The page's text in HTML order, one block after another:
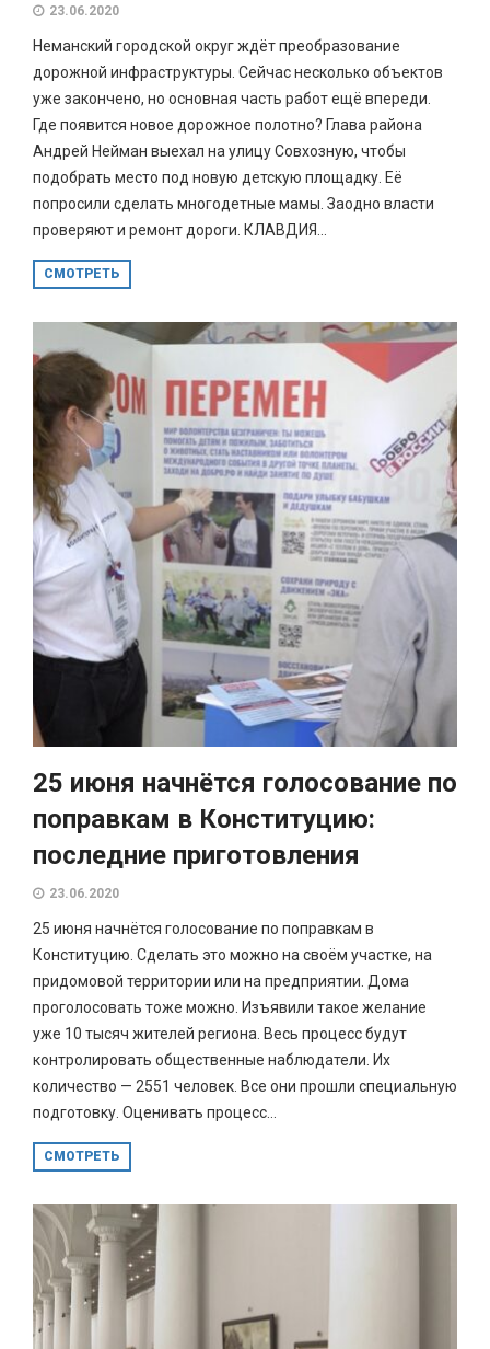
23.06.2020
Неманский городской округ ждёт преобразование
дорожной инфраструктуры. Сейчас несколько объектов
уже закончено, но основная часть работ ещё впереди.
Где появится новое дорожное полотно? Глава района
Андрей Нейман выехал на улицу Совхозную, чтобы
подобрать место под новую детскую площадку. Её
попросили сделать многодетные мамы. Заодно власти
проверяют и ремонт дороги. КЛАВДИЯ...
СМОТРЕТЬ
25 июня начнётся голосование по
поправкам в Конституцию:
последние приготовления
23.06.2020
25 июня начнётся голосование по поправкам в
Конституцию. Сделать это можно на своём участке, на
придомовой территории или на предприятии. Дома
проголосовать тоже можно. Изъявили такое желание
уже 10 тысяч жителей региона. Весь процесс будут
контролировать общественные наблюдатели. Их
количество — 2551 человек. Все они прошли специальную
подготовку. Оценивать процесс...
СМОТРЕТЬ